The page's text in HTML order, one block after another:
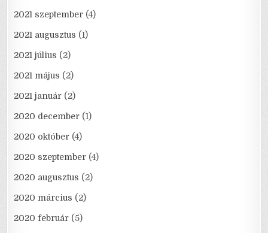
2021 szeptember (4)
2021 augusztus (1)
2021 július (2)
2021 május (2)
2021 január (2)
2020 december (1)
2020 október (4)
2020 szeptember (4)
2020 augusztus (2)
2020 március (2)
2020 február (5)